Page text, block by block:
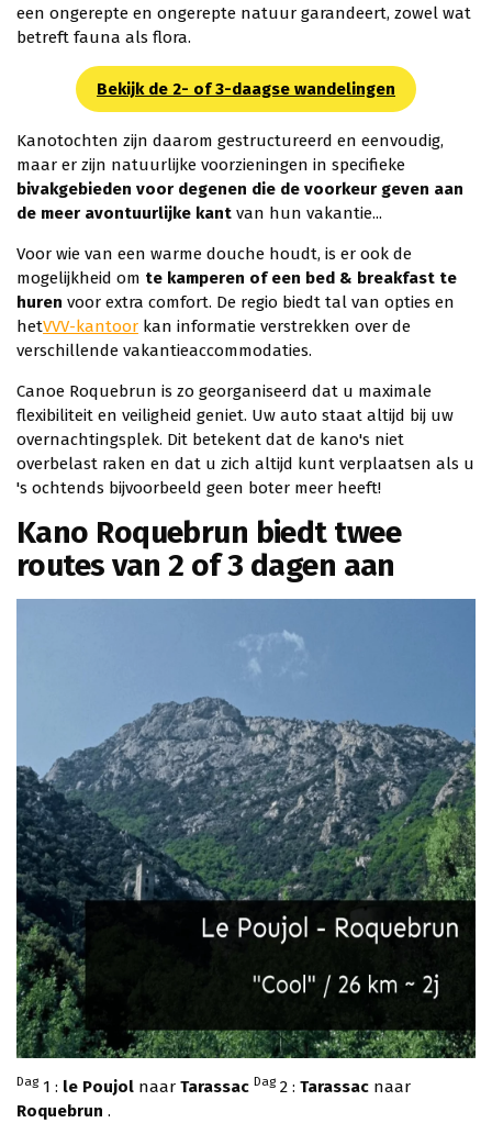
een ongerepte en ongerepte natuur garandeert, zowel wat
betreft fauna als flora.
Bekijk de 2- of 3-daagse wandelingen
Kanotochten zijn daarom gestructureerd en eenvoudig,
maar er zijn natuurlijke voorzieningen in specifieke
bivakgebieden voor degenen die de voorkeur geven aan
de meer avontuurlijke kant van hun vakantie...
Voor wie van een warme douche houdt, is er ook de
mogelijkheid om te kamperen of een bed & breakfast te
huren voor extra comfort. De regio biedt tal van opties en
hetVVV-kantoor kan informatie verstrekken over de
verschillende vakantieaccommodaties.
Canoe Roquebrun is zo georganiseerd dat u maximale
flexibiliteit en veiligheid geniet. Uw auto staat altijd bij uw
overnachtingsplek. Dit betekent dat de kano's niet
overbelast raken en dat u zich altijd kunt verplaatsen als u
's ochtends bijvoorbeeld geen boter meer heeft!
Kano Roquebrun biedt twee
routes van 2 of 3 dagen aan
Dag 1 : le Poujol naar Tarassac Dag 2 : Tarassac naar
Roquebrun .